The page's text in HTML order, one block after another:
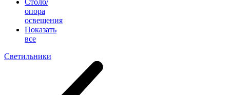
Столб/
опора
освещения
Показать
все
Светильники